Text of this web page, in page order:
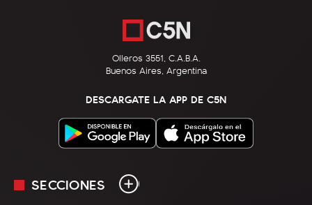
Olleros 3551, C.A.B.A.
Buenos Aires, Argentina
DESCARGATE LA APP DE C5N
SECCIONES